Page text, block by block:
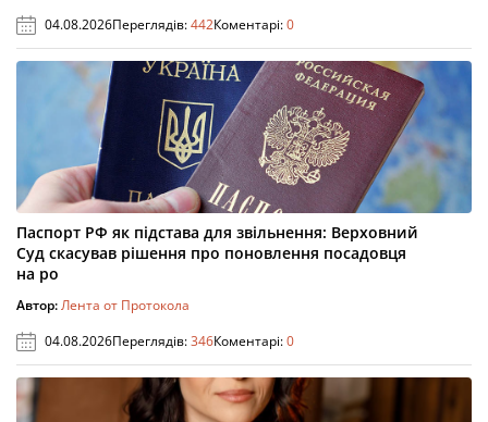
04.08.2026Переглядів:442Коментарі:0
Паспорт РФ як підстава для звільнення: Верховний
Суд скасував рішення про поновлення посадовця
на ро
Автор:Лента от Протокола
04.08.2026Переглядів:346Коментарі:0